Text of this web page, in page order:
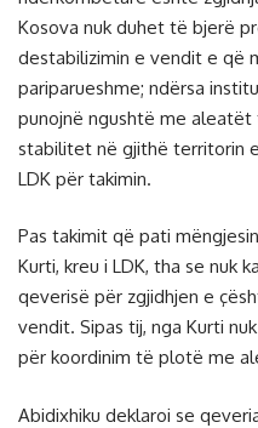
Kosova nuk duhet të bjerë
destabilizimin e vendit e që
pariparueshme; ndërsa
punojnë ngushtë me
stabilitet në gjithë territorin
LDK për takimin.
Pas takimit që pati
Kurti, kreu i LDK, tha se nuk
qeverisë për zgjidhjen e
vendit. Sipas tij, nga Kurti
për koordinim të plotë me
Abidixhiku deklaroi se